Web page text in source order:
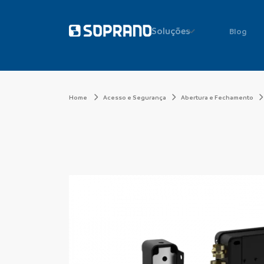
Soluções Blog
Home Acesso e Segurança Abertura e Fechamento